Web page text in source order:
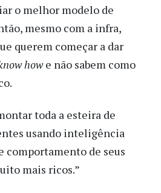
o melhor modelo de
mesmo com a infra,
querem começar a dar
howe não sabem como
toda a esteira de
usando inteligência
comportamento de seus
mais ricos.”